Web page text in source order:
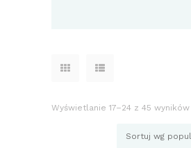
Wyświetlanie 17–24 z 45 wyników